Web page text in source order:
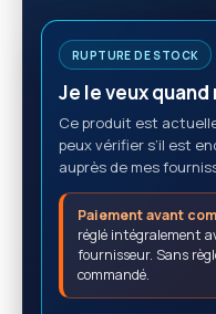
RUPTURE DE STOCK
Je le veux quand
Ce produit est
peux vérifier s’il est
auprès de mes
Paiement avant
réglé intégralement
fournisseur. Sans
commandé.